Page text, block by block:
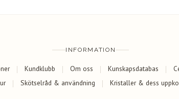
INFORMATION
Kundklubb Om oss Kunskapsdatabas
Skötselråd & användning Kristaller & dess